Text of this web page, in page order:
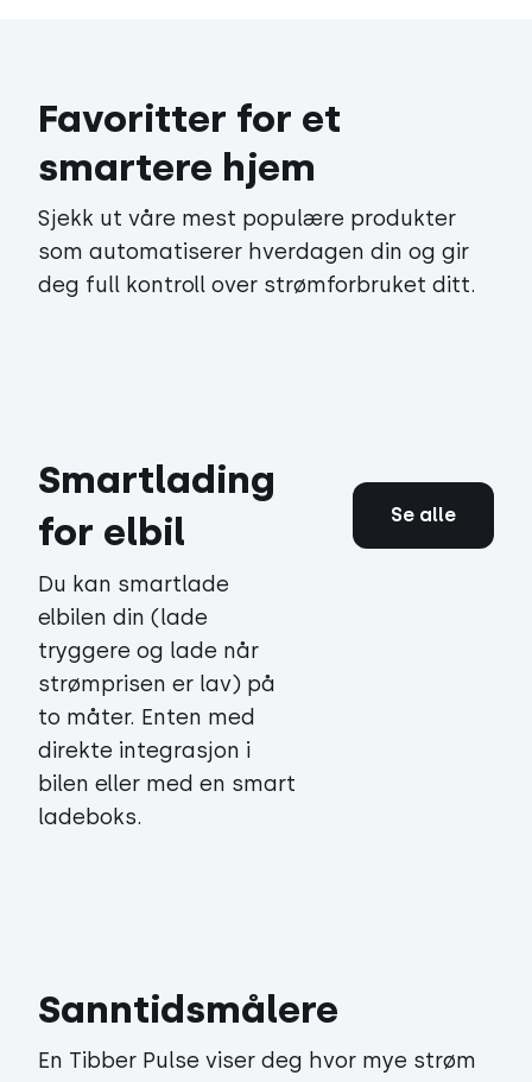
Favoritter for et
smartere hjem
Sjekk ut våre mest populære produkter
som automatiserer hverdagen din og gir
deg full kontroll over strømforbruket ditt.
Smartlading
for elbil
Du kan smartlade
elbilen din (lade
tryggere og lade når
strømprisen er lav) på
to måter. Enten med
direkte integrasjon i
bilen eller med en smart
ladeboks.
Se alle
Sanntidsmålere
En Tibber Pulse viser deg hvor mye strøm